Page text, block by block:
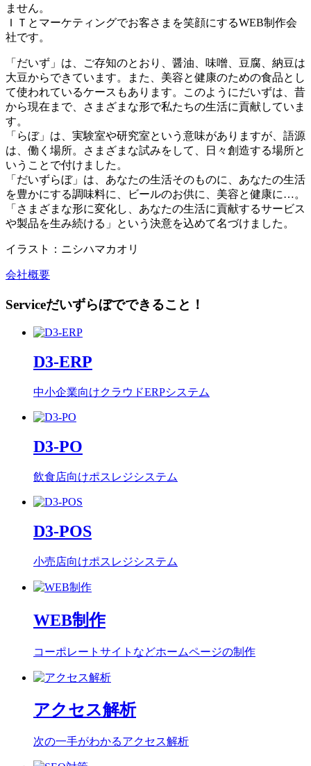
ません。
ＩＴとマーケティングでお客さまを笑顔にするWEB制作会
社です。
「だいず」は、ご存知のとおり、醤油、味噌、豆腐、納豆は
大豆からできています。また、美容と健康のための食品とし
て使われているケースもあります。このようにだいずは、昔
から現在まで、さまざまな形で私たちの生活に貢献していま
す。
「らぼ」は、実験室や研究室という意味がありますが、語源
は、働く場所。さまざまな試みをして、日々創造する場所と
いうことで付けました。
「だいずらぼ」は、あなたの生活そのものに、あなたの生活
を豊かにする調味料に、ビールのお供に、美容と健康に…。
「さまざまな形に変化し、あなたの生活に貢献するサービス
や製品を生み続ける」という決意を込めて名づけました。
イラスト：ニシハマカオリ
会社概要
Serviceだいずらぼでできること！
D3-ERP
中小企業向けクラウドERPシステム
D3-PO
飲食店向けポスレジシステム
D3-POS
小売店向けポスレジシステム
WEB制作
コーポレートサイトなどホームページの制作
アクセス解析
次の一手がわかるアクセス解析